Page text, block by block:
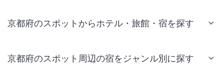
京都府のスポットからホテル・旅館・宿を探す
京都府のスポット周辺の宿をジャンル別に探す